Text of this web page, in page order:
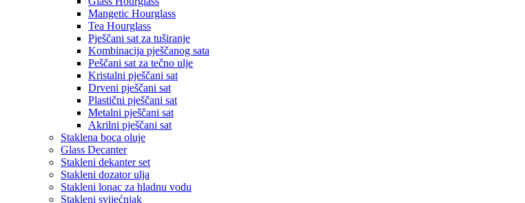
Mangetic Hourglass
Tea Hourglass
Pješčani sat za tuširanje
Kombinacija pješčanog sata
Peščani sat za tečno ulje
Kristalni pješčani sat
Drveni pješčani sat
Plastični pješčani sat
Metalni pješčani sat
Akrilni pješčani sat
Staklena boca oluje
Glass Decanter
Stakleni dekanter set
Stakleni dozator ulja
Stakleni lonac za hladnu vodu
Stakleni svijećnjak